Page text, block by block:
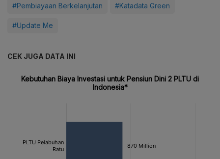
#Pembiayaan Berkelanjutan #Katadata Green
#Update Me
CEK JUGA DATA INI